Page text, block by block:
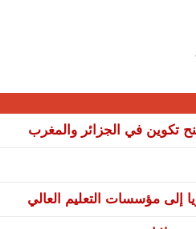
تكوين في الجزائر والمغرب
إلى مؤسسات التعليم العالي